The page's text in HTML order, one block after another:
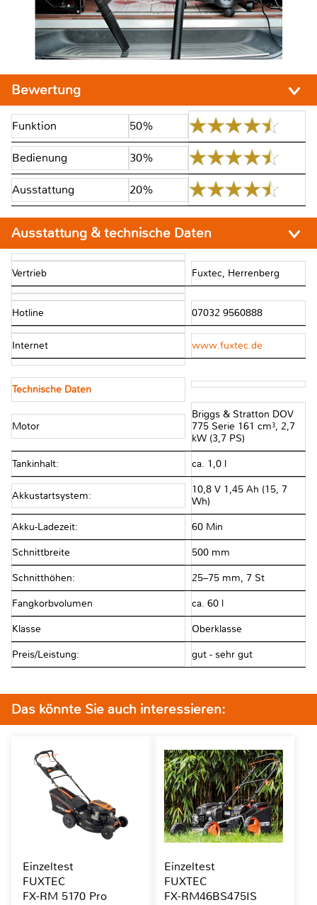
Bewertung
Funktion 50%
Bedienung 30%
Ausstattung 20%
Ausstattung & technische Daten
Vertrieb Fuxtec, Herrenberg
Hotline 07032 9560888
Internet www.fuxtec.de
Technische Daten
Motor
Briggs & Stratton DOV
775 Serie 161 cm³, 2,7
kW (3,7 PS)
Tankinhalt: ca. 1,0 l
Akkustartsystem:
10,8 V 1,45 Ah (15, 7
Wh)
Akku-Ladezeit: 60 Min
Schnittbreite 500 mm
Schnitthöhen: 25–75 mm, 7 St
Fangkorbvolumen ca. 60 l
Klasse Oberklasse
Preis/Leistung: gut - sehr gut
Das könnte Sie auch interessieren:
Einzeltest
FUXTEC
FX-RM 5170 Pro
Einzeltest
FUXTEC
FX-RM46BS475IS